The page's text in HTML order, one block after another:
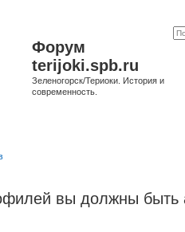
Форум
terijoki.spb.ru
Зеленогорск/Териоки. История и
современность.
вы должны быть